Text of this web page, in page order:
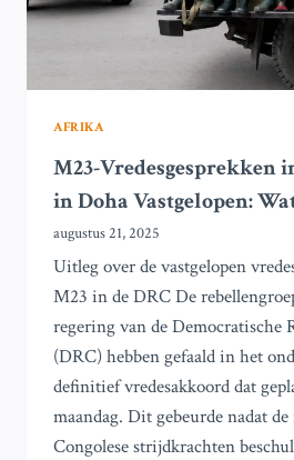
OOSTEN
AFRIKA
M23-Vredesgesprekken
in Doha Vastgelopen:
augustus 21, 2025
Uitleg over de vastgelopen
M23 in de DRC De
regering van de Democratische
(DRC) hebben gefaald in het
definitief vredesakkoord dat
maandag. Dit gebeurde nadat de
Congolese strijdkrachten